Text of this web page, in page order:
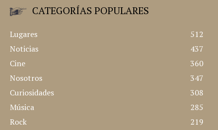
CATEGORÍAS POPULARES
Lugares
512
Noticias
437
Cine
360
Nosotros
347
Curiosidades
308
Música
285
Rock
219